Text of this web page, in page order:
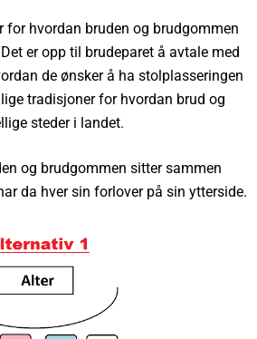
for hvordan bruden og brudgommen
er opp til brudeparet å avtale med
de ønsker å ha stolplasseringen
tradisjoner for hvordan brud og
steder i landet.
og brudgommen sitter sammen
da hver sin forlover på sin ytterside.